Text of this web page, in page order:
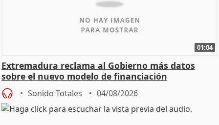
01:04
Extremadura reclama al Gobierno más datos
sobre el nuevo modelo de financiación
Sonido Totales 04/08/2026